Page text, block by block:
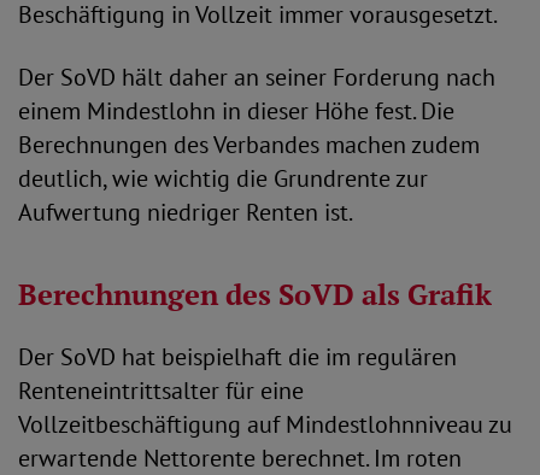
Beschäftigung in Vollzeit immer vorausgesetzt.
Der SoVD hält daher an seiner Forderung nach
einem Mindestlohn in dieser Höhe fest. Die
Berechnungen des Verbandes machen zudem
deutlich, wie wichtig die Grundrente zur
Aufwertung niedriger Renten ist.
Berechnungen des SoVD als Grafik
Der SoVD hat beispielhaft die im regulären
Renteneintrittsalter für eine
Vollzeitbeschäftigung auf Mindestlohnniveau zu
erwartende Nettorente berechnet. Im roten